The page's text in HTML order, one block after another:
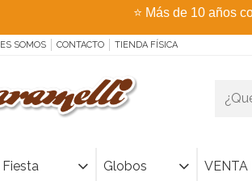
⭐ Más de 10 años
SOMOS CONTACTO TIENDA FÍSICA
Fiesta Globos VENTA